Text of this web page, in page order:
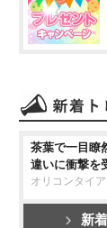
茶葉で一目瞭
違いに衝撃を
オリコンタイ
新